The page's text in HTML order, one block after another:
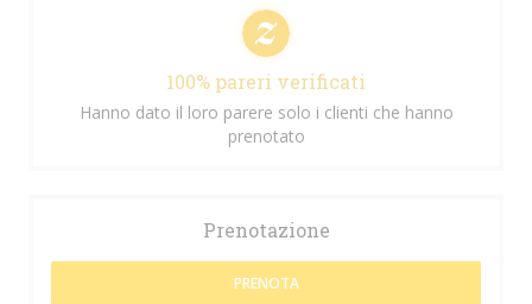
100% pareri verificati
Hanno dato il loro parere solo i clienti che hanno
prenotato
Prenotazione
PRENOTA